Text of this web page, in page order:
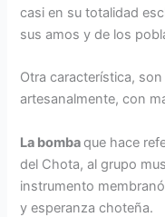
casi en su totalidad
sus amos y de los
Otra característica,
artesanalmente, con
La bombaque hace
del Chota, al grupo
instrumento
y esperanza choteña.